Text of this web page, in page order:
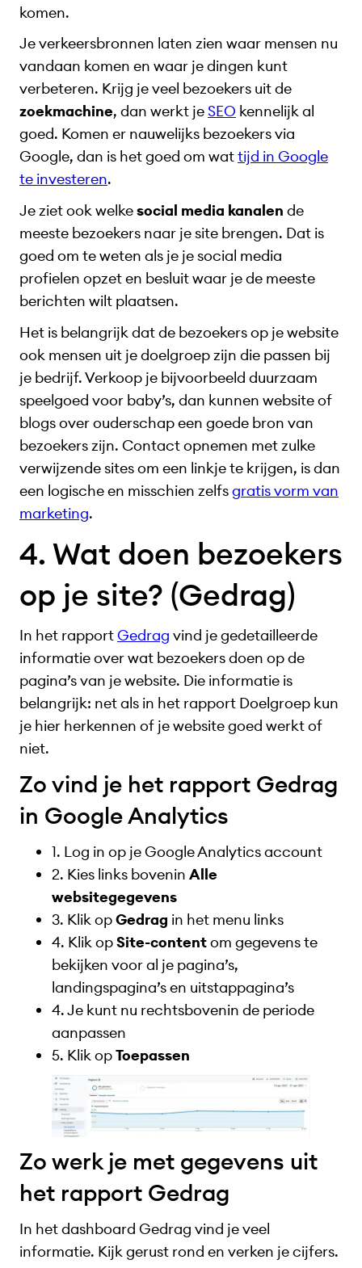
komen.
Je verkeersbronnen laten zien waar mensen nu
vandaan komen en waar je dingen kunt
verbeteren. Krijg je veel bezoekers uit de
zoekmachine, dan werkt je SEO kennelijk al
goed. Komen er nauwelijks bezoekers via
Google, dan is het goed om wattijd in Google
te investeren.
Je ziet ook welkesocial media kanalen de
meeste bezoekers naar je site brengen. Dat is
goed om te weten als je je social media
profielen opzet en besluit waar je de meeste
berichten wilt plaatsen.
Het is belangrijk dat de bezoekers op je website
ook mensen uit je doelgroep zijn die passen bij
je bedrijf. Verkoop je bijvoorbeeld duurzaam
speelgoed voor baby’s, dan kunnen website of
blogs over ouderschap een goede bron van
bezoekers zijn. Contact opnemen met zulke
verwijzende sites om een linkje te krijgen, is dan
een logische en misschien zelfsgratis vorm van
marketing.
4. Wat doen bezoekers
op je site? (Gedrag)
In het rapportGedrag vind je gedetailleerde
informatie over wat bezoekers doen op de
pagina’s van je website. Die informatie is
belangrijk: net als in het rapport Doelgroep kun
je hier herkennen of je website goed werkt of
niet.
Zo vind je het rapport Gedrag
in Google Analytics
1. Log in op je Google Analytics account
2. Kies links bovenin Alle
websitegegevens
3. Klik opGedrag in het menu links
4. Klik opSite-contentom gegevens te
bekijken voor al je pagina’s,
landingspagina’s en uitstappagina’s
4. Je kunt nu rechtsbovenin de periode
aanpassen
5. Klik opToepassen
Zo werk je met gegevens uit
het rapport Gedrag
In het dashboard Gedrag vind je veel
informatie. Kijk gerust rond en verken je cijfers.